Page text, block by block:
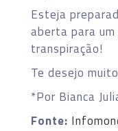
Esteja
aberta para
transpiração!
Te desejo
*Por Bianca
Fonte: